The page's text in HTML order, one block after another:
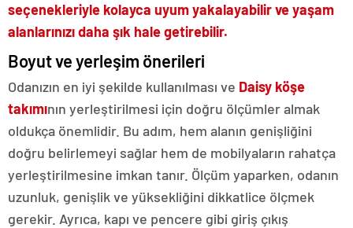
seçenekleriyle kolayca uyum yakalayabilir ve yaşam
alanlarınızı daha şık hale getirebilir.
Boyut ve yerleşim önerileri
Odanızın en iyi şekilde kullanılması ve Daisy köşe
takımının yerleştirilmesi için doğru ölçümler almak
oldukça önemlidir. Bu adım, hem alanın genişliğini
doğru belirlemeyi sağlar hem de mobilyaların rahatça
yerleştirilmesine imkan tanır. Ölçüm yaparken, odanın
uzunluk, genişlik ve yüksekliğini dikkatlice ölçmek
gerekir. Ayrıca, kapı ve pencere gibi giriş çıkış